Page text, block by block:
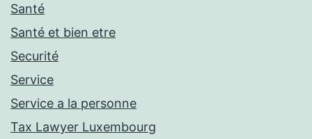
Santé
Santé et bien etre
Securité
Service
Service a la personne
Tax Lawyer Luxembourg